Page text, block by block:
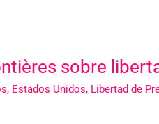
sobre
, Estados Unidos, Libertad de